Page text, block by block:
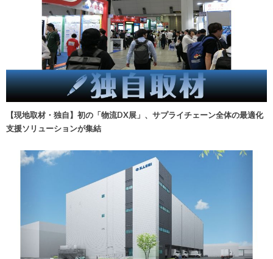
【現地取材・独自】初の「物流DX展」、サプライチェーン全体の最適化
支援ソリューションが集結